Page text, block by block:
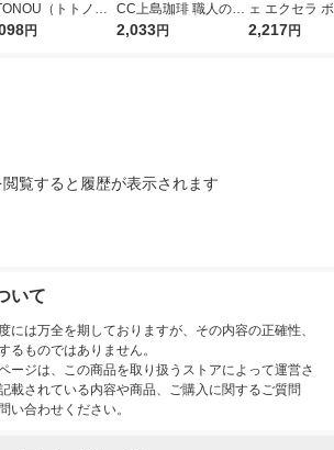
（トトノ
by BLACK無糖 5
円
CC上島珈琲 職人の珈
琲 無糖 900ml 1箱（1
2,033円
ェ エクセラ
ーヒー 無糖
2,217円
覧すると履歴が表示されます
いて
には万全を期しておりますが、その内容の正確性、
るものではありません。
ージは、この商品を取り扱うストアによって運営さ
載されている内容や商品、ご購入に関するご質問
い合わせください。